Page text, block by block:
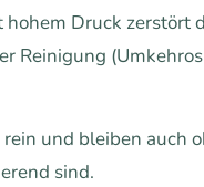
Druck zerstört
Reinigung
und bleiben auch
sind.